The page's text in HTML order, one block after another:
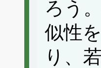
ろう
似性
り、